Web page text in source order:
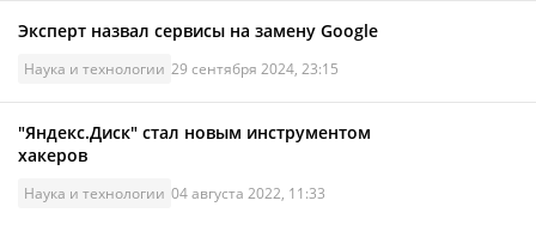
Эксперт назвал сервисы на замену Google
Наука и технологии 29 сентября 2024, 23:15
"Яндекс.Диск" стал новым инструментом
хакеров
Наука и технологии 04 августа 2022, 11:33